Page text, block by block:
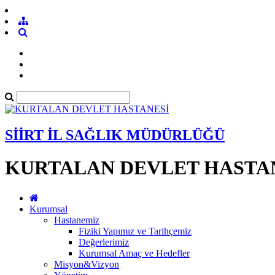
SİİRT İL SAĞLIK MÜDÜRLÜĞÜ
KURTALAN DEVLET
Kurumsal
Hastanemiz
Fiziki Yapımız ve Tarihçemiz
Değerlerimiz
Kurumsal Amaç ve Hedefler
Misyon&Vizyon